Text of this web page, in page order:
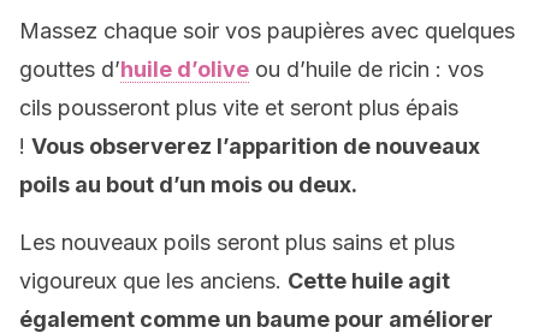
Massez chaque soir vos paupières avec quelques
gouttes d’huile d’olive ou d’huile de ricin : vos
cils pousseront plus vite et seront plus épais
! Vous observerez l’apparition de nouveaux
poils au bout d’un mois ou deux.
Les nouveaux poils seront plus sains et plus
vigoureux que les anciens. Cette huile agit
également comme un baume pour améliorer